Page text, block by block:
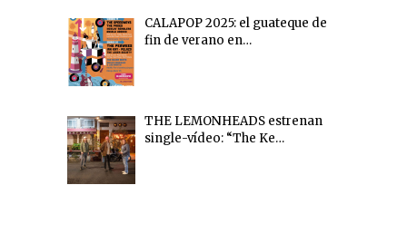
CALAPOP 2025: el guateque de
fin de verano en…
THE LEMONHEADS estrenan
single-vídeo: “The Ke…